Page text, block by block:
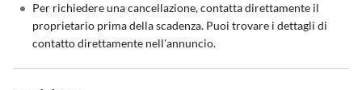
• Per richiedere una cancellazione, contatta direttamente il
proprietario prima della scadenza. Puoi trovare i dettagli di
contatto direttamente nell'annuncio.